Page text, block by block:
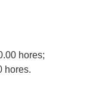
hores;
hores.